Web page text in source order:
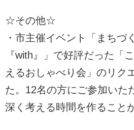
☆その他☆
・市主催イベント「まちづ
『with』」で好評だった「
えるおしゃべり会」のリク
た。12名の方にご参加いた
深く考える時間を作ること